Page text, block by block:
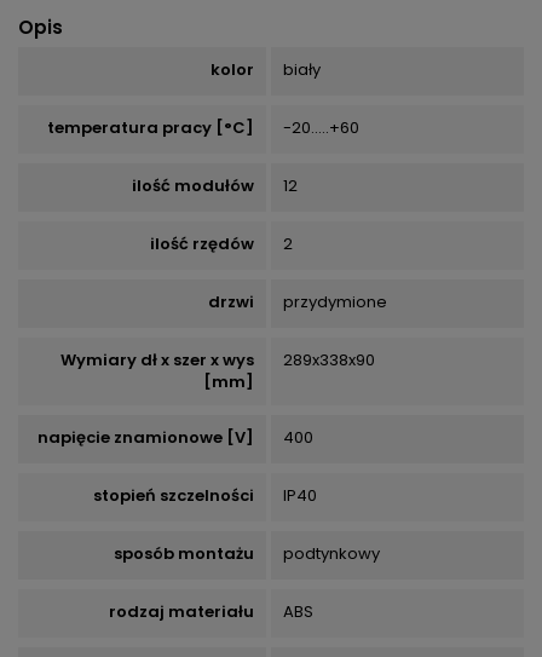
Opis
kolor biały
temperatura pracy [°C] -20.....+60
ilość modułów 12
ilość rzędów 2
drzwi przydymione
Wymiary dł x szer x wys
[mm]
289x338x90
napięcie znamionowe [V] 400
stopień szczelności IP40
sposób montażu podtynkowy
rodzaj materiału ABS